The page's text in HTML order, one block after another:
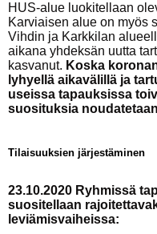
HUS-alue luokitellaan
Karviaisen alue on myös
Vihdin ja Karkkilan
aikana yhdeksän uutta
kasvanut. Koska
lyhyellä aikavälillä ja
useissa tapauksissa
suosituksia
Tilaisuuksien järjestäminen
23.10.2020 Ryhmissä
suositellaan
leviämisvaiheissa: